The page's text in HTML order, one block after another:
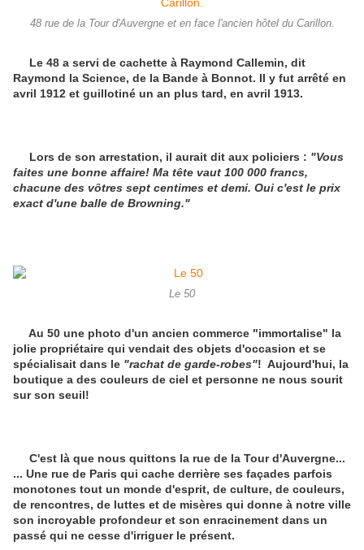
48 rue de la Tour d'Auvergne et en face l'ancien hôtel du Carillon.
Le 48 a servi de cachette à Raymond Callemin, dit
Raymond la Science, de la Bande à Bonnot. Il y fut arrêté en
avril 1912 et guillotiné un an plus tard, en avril 1913.
Lors de son arrestation, il aurait dit aux policiers : "Vous
faites une bonne affaire! Ma tête vaut 100 000 francs,
chacune des vôtres sept centimes et demi. Oui c'est le prix
exact d'une balle de Browning."
Le 50
Au 50 une photo d'un ancien commerce "immortalise" la
jolie propriétaire qui vendait des objets d'occasion et se
spécialisait dans le "rachat de garde-robes"! Aujourd'hui, la
boutique a des couleurs de ciel et personne ne nous sourit
sur son seuil!
C'est là que nous quittons la rue de la Tour d'Auvergne...
... Une rue de Paris qui cache derrière ses façades parfois
monotones tout un monde d'esprit, de culture, de couleurs,
de rencontres, de luttes et de misères qui donne à notre ville
son incroyable profondeur et son enracinement dans un
passé qui ne cesse d'irriguer le présent.